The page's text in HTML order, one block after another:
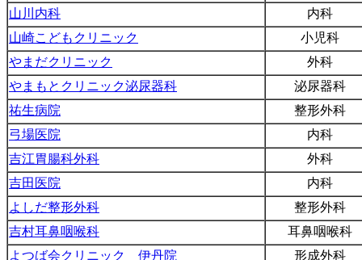
山川内科
内科
山崎こどもクリニック
小児科
やまだクリニック
外科
やまもとクリニック泌尿器科
泌尿器科
祐生病院
整形外科
弓場医院
内科
吉江胃腸科外科
外科
吉田医院
内科
よしだ整形外科
整形外科
吉村耳鼻咽喉科
耳鼻咽喉科
よつば会クリニック 伊丹院
形成外科